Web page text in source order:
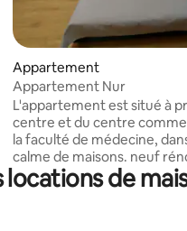
sur la base de 154
Appartement
Appartement Nur
L'appartement est situé à
centre et du centre
la faculté de médecine,
calme de maisons. neuf
chaussée , - Parking gratuit
lit double. -clima - Machine
de